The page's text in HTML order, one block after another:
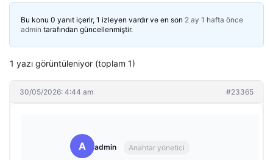
Bu konu 0 yanıt içerir, 1 izleyen vardır ve en son 2 ay 1 hafta önce
admin tarafından güncellenmiştir.
1 yazı görüntüleniyor (toplam 1)
30/05/2026: 4:44 am #23365
A admin Anahtar yönetici